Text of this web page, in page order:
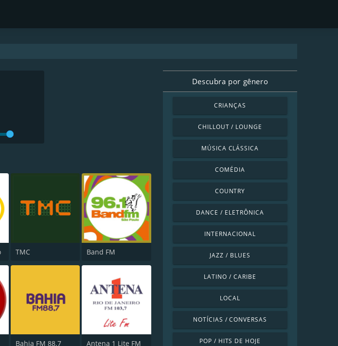
TMC Band FM
Bahia FM 88.7 Antena 1 Lite FM
Descubra por gênero
CRIANÇAS
CHILLOUT / LOUNGE
MÚSICA CLÁSSICA
COMÉDIA
COUNTRY
DANCE / ELETRÔNICA
INTERNACIONAL
JAZZ / BLUES
LATINO / CARIBE
LOCAL
NOTÍCIAS / CONVERSAS
POP / HITS DE HOJE